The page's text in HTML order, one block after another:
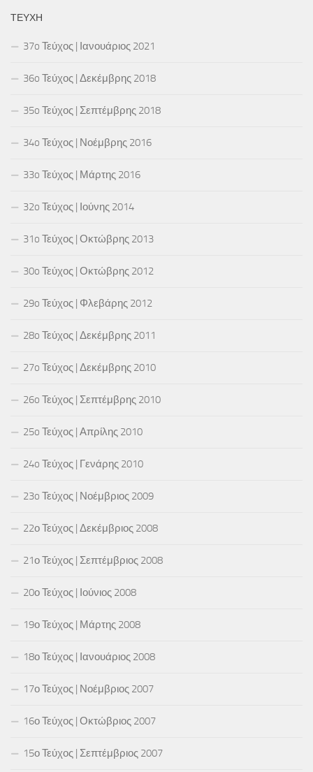
ΤΕΎΧΗ
37o Τεύχος | Ιανουάριος 2021
36o Τεύχος | Δεκέμβρης 2018
35o Τεύχος | Σεπτέμβρης 2018
34o Τεύχος | Νοέμβρης 2016
33o Τεύχος | Μάρτης 2016
32o Τεύχος | Ιούνης 2014
31o Τεύχος | Οκτώβρης 2013
30o Τεύχος | Οκτώβρης 2012
29o Τεύχος | Φλεβάρης 2012
28o Τεύχος | Δεκέμβρης 2011
27o Τεύχος | Δεκέμβρης 2010
26o Τεύχος | Σεπτέμβρης 2010
25o Τεύχος | Απρίλης 2010
24o Τεύχος | Γενάρης 2010
23o Τεύχος | Νοέμβριος 2009
22ο Τεύχος | Δεκέμβριος 2008
21ο Τεύχος | Σεπτέμβριος 2008
20ο Τεύχος | Ιούνιος 2008
19ο Τεύχος | Μάρτης 2008
18ο Τεύχος | Ιανουάριος 2008
17ο Τεύχος | Νοέμβριος 2007
16ο Τεύχος | Οκτώβριος 2007
15ο Τεύχος | Σεπτέμβριος 2007